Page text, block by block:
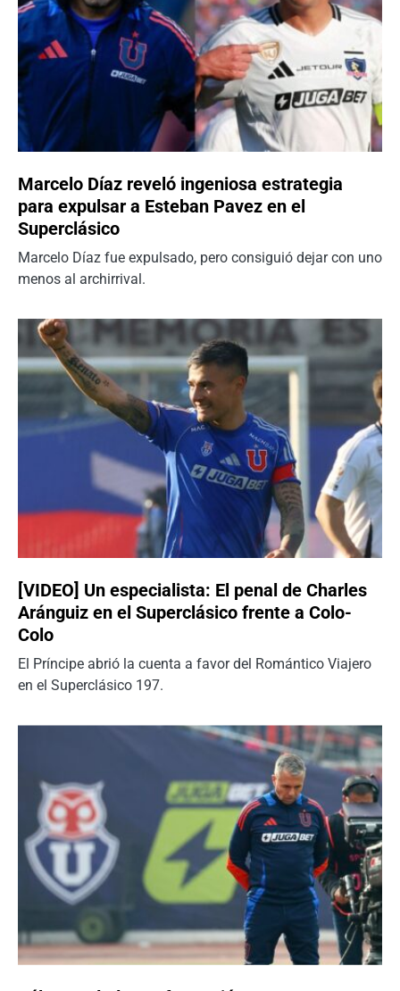
Marcelo Díaz reveló ingeniosa estrategia
para expulsar a Esteban Pavez en el
Superclásico
Marcelo Díaz fue expulsado, pero consiguió dejar con uno
menos al archirrival.
[VIDEO] Un especialista: El penal de Charles
Aránguiz en el Superclásico frente a Colo-
Colo
El Príncipe abrió la cuenta a favor del Romántico Viajero
en el Superclásico 197.